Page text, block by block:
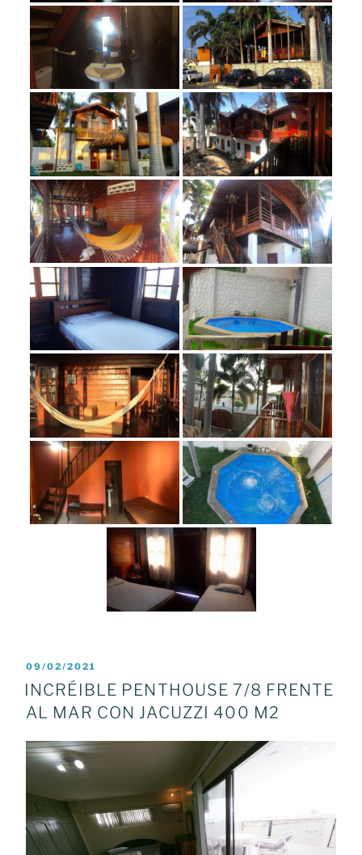
POSTED
ON
09/02/2021
INCRÉIBLE PENTHOUSE 7/8 FRENTE
AL MAR CON JACUZZI 400 M2